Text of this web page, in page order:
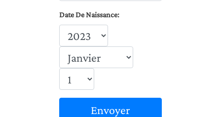
Date De Naissance:
Envoyer